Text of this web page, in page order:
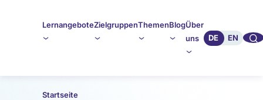
LernangeboteZielgruppenThemenBlogÜber
uns
DE EN 🔍︎︎
Startseite